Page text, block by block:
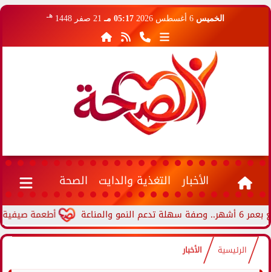
الخميس 05:17 مـ 21 صفر 1448 هـ
الأخبار التغذية والدايت الصحة
أطعمة صيفية تحافظ
الرئيسية الأخبار